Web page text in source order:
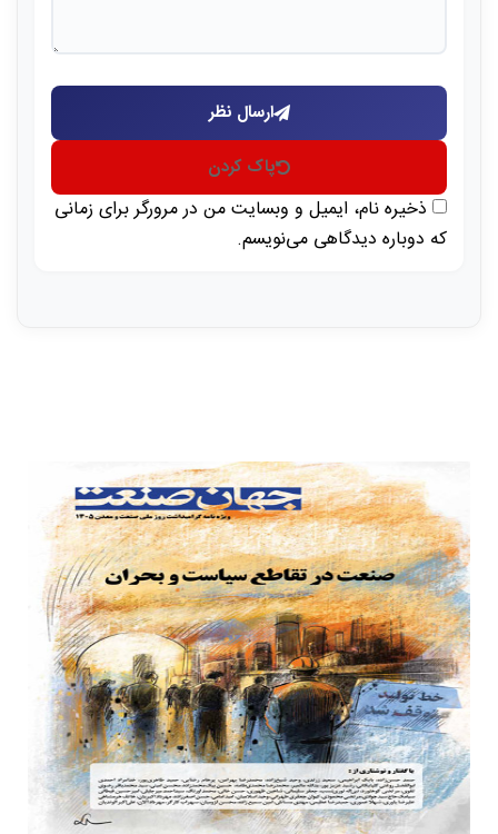
ارسال نظر
پاک کردن
ذخیره نام، ایمیل و وبسایت من در مرورگر برای زمانی
که دوباره دیدگاهی می‌نویسم.